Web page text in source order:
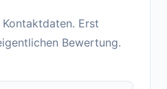
Erst
Bewertung.